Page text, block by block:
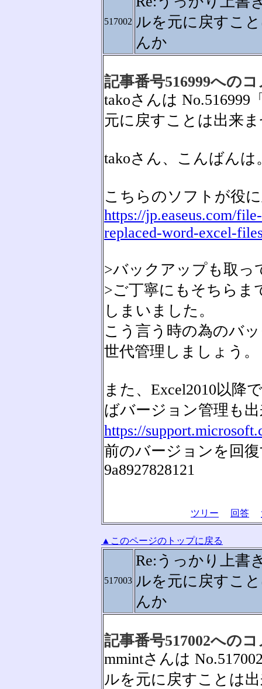
517002 ルを元に戻すこ
んか
記事番号516999への
takoさんは
元に戻すことは出来
takoさん、こんばんは
こちらのソフトが役
https://jp.easeus.com/
replaced-word-excel-
>バックアップも取っ
>ご丁寧にもそちらま
しまいました。
こう言う時の為のバ
世代管理しましょう。
また、Excel2010以降
ばバージョン管理も
https://
前のバージョンを回復
9a8927828121
ツリー 回答
▲このページのトップに戻る
517003
Re:うっかり上書
ルを元に戻すこ
んか
記事番号517002への
mmintさんは
ルを元に戻すことは